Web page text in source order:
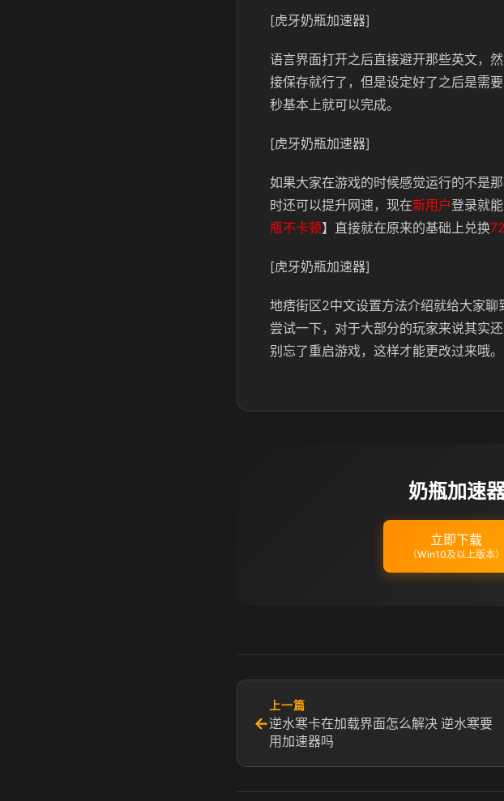
[虎牙奶瓶加速器]
语言界面打开之后直接避开那些英文，
接保存就行了，但是设定好了之后是需
秒基本上就可以完成。
[虎牙奶瓶加速器]
如果大家在游戏的时候感觉运行的不是
时还可以提升网速，现在新用户登录就
瓶不卡顿】直接就在原来的基础上兑换
[虎牙奶瓶加速器]
地痞街区2中文设置方法介绍就给大家
尝试一下，对于大部分的玩家来说其实
别忘了重启游戏，这样才能更改过来哦。
奶瓶加速
立即下载
（Win10及以上版本）
←
上一篇
逆水寒卡在加载界面怎么解决 逆水寒要
用加速器吗